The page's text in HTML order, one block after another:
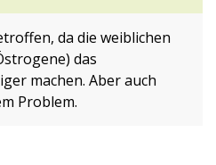
da die weiblichen
das
machen. Aber auch
Problem.